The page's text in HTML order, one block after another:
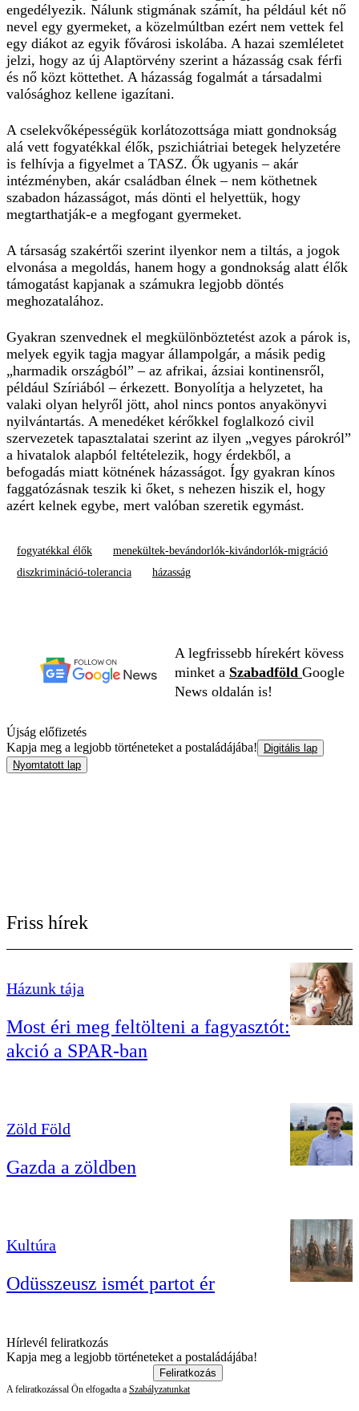
engedélyezik. Nálunk stigmának számít, ha például két nő
nevel egy gyermeket, a közelmúltban ezért nem vettek fel
egy diákot az egyik fővárosi iskolába. A hazai szemléletet
jelzi, hogy az új Alaptörvény szerint a házasság csak férfi
és nő közt köttethet. A házasság fogalmát a társadalmi
valósághoz kellene igazítani.
A cselekvőképességük korlátozottsága miatt gondnokság
alá vett fogyatékkal élők, pszichiátriai betegek helyzetére
is felhívja a figyelmet a TASZ. Ők ugyanis – akár
intézményben, akár családban élnek – nem köthetnek
szabadon házasságot, más dönti el helyettük, hogy
megtarthatják-e a megfogant gyermeket.
A társaság szakértői szerint ilyenkor nem a tiltás, a jogok
elvonása a megoldás, hanem hogy a gondnokság alatt élők
támogatást kapjanak a számukra legjobb döntés
meghozatalához.
Gyakran szenvednek el megkülönböztetést azok a párok is,
melyek egyik tagja magyar állampolgár, a másik pedig
„harmadik országból” – az afrikai, ázsiai kontinensről,
például Szíriából – érkezett. Bonyolítja a helyzetet, ha
valaki olyan helyről jött, ahol nincs pontos anyakönyvi
nyilvántartás. A menedéket kérőkkel foglalkozó civil
szervezetek tapasztalatai szerint az ilyen „vegyes párokról”
a hivatalok alapból feltételezik, hogy érdekből, a
befogadás miatt kötnének házasságot. Így gyakran kínos
faggatózásnak teszik ki őket, s nehezen hiszik el, hogy
azért kelnek egybe, mert valóban szeretik egymást.
fogyatékkal élők
menekültek-bevándorlók-kivándorlók-migráció
diszkrimináció-tolerancia
házasság
A legfrissebb hírekért kövess
minket a Szabadföld Google
News oldalán is!
Újság előfizetés
Kapja meg a legjobb történeteket a postaládájába!
Digitális lap
Nyomtatott lap
Friss hírek
Házunk tája
Most éri meg feltölteni a fagyasztót:
akció a SPAR-ban
Zöld Föld
Gazda a zöldben
Kultúra
Odüsszeusz ismét partot ér
Hírlevél feliratkozás
Kapja meg a legjobb történeteket a postaládájába!
Feliratkozás
A feliratkozással Ön elfogadta a Szabályzatunkat